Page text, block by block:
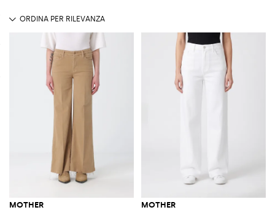
MOTHER MOTHER